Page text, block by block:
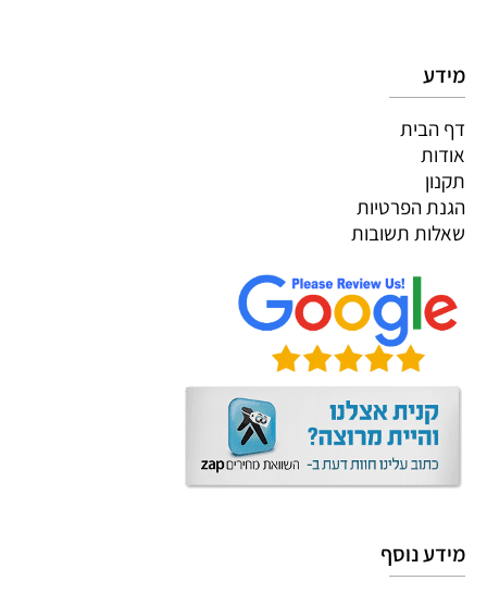
מידע
דף הבית
אודות
תקנון
הגנת הפרטיות
שאלות תשובות
מידע נוסף